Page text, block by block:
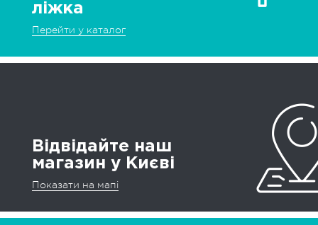
ліжка
Перейти у каталог
Відвідайте наш
магазин у Києві
Показати на мапі